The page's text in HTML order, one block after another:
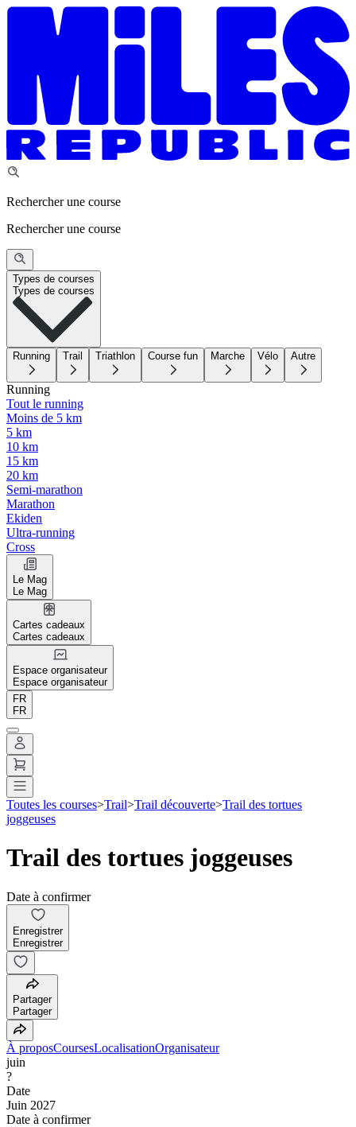
Rechercher une course
Rechercher une course
Types de courses
Types de courses
Running Trail Triathlon Course fun Marche Vélo Autre
Running
Tout le running
Moins de 5 km
5 km
10 km
15 km
20 km
Semi-marathon
Marathon
Ekiden
Ultra-running
Cross
Le Mag
Le Mag
Cartes cadeaux
Cartes cadeaux
Espace organisateur
Espace organisateur
FR
FR
Toutes les courses>Trail>Trail découverte>Trail des tortues
joggeuses
Trail des tortues joggeuses
Date à confirmer
Enregistrer
Enregistrer
Partager
Partager
À proposCoursesLocalisationOrganisateur
juin
?
Date
Juin 2027
Date à confirmer